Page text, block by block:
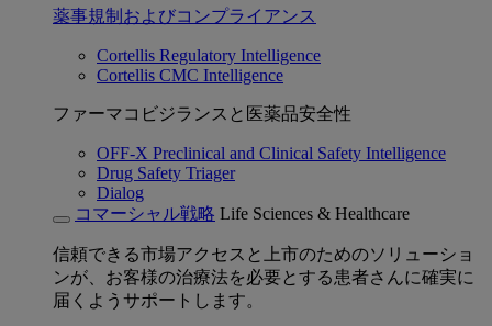
薬事規制およびコンプライアンス
Cortellis Regulatory Intelligence
Cortellis CMC Intelligence
ファーマコビジランスと医薬品安全性
OFF-X Preclinical and Clinical Safety Intelligence
Drug Safety Triager
Dialog
コマーシャル戦略 Life Sciences & Healthcare
信頼できる市場アクセスと上市のためのソリューショ
ンが、お客様の治療法を必要とする患者さんに確実に
届くようサポートします。